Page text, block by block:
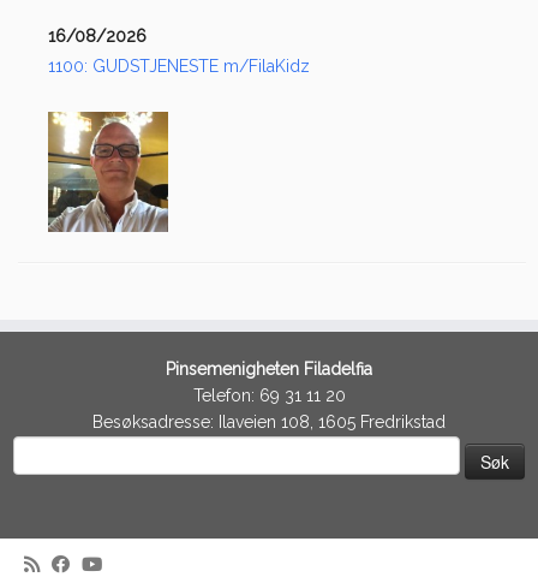
16/08/2026
1100: GUDSTJENESTE m/FilaKidz
Pinsemenigheten Filadelfia
Telefon: 69 31 11 20
Besøksadresse: Ilaveien 108, 1605 Fredrikstad
etter: